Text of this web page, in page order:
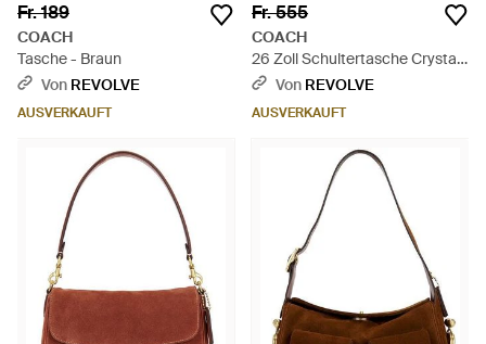
Fr. 189
COACH
Tasche - Braun
Von REVOLVE
AUSVERKAUFT
Fr. 555
COACH
26 Zoll Schultertasche Crystal
Signature Soft Tabby - Braun
Von REVOLVE
AUSVERKAUFT